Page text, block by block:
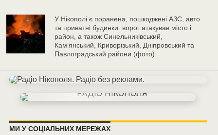
У Нікополі є поранена, пошкоджені АЗС, авто
та приватні будинки: ворог атакував місто і
район, а також Синельниківський,
Камʼянський, Криворізький, Дніпровський та
Павлоградський райони (фото)
МИ У СОЦІАЛЬНИХ МЕРЕЖАХ